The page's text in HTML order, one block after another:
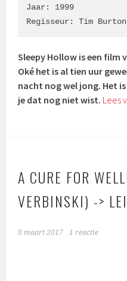
Jaar: 1999
Regisseur: Tim Burton
Sleepy Hollow is een film
Oké het is al tien uur
nacht nog wel jong. Het
je dat nog niet wist. Lees
A CURE FOR
VERBINSKI) ->
8 maart 2017 1 reactie